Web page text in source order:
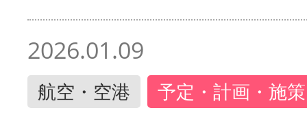
2026.01.09
航空・空港 予定・計画・施策